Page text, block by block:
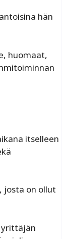
hän
huomaat,
itselleen
josta on ollut
yrittäjän